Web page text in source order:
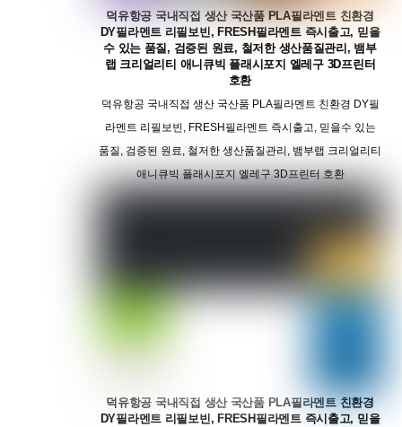
덕유항공 국내직접 생산 국산품 PLA필라멘트 친환경
DY필라멘트 리필보빈, FRESH필라멘트 즉시출고, 믿을
수 있는 품질, 검증된 원료, 철저한 생산품질관리, 뱀부
랩 크리얼리티 애니큐빅 플래시포지 엘레구 3D프린터
호환
덕유항공 국내직접 생산 국산품 PLA필라멘트 친환경 DY필
라멘트 리필보빈, FRESH필라멘트 즉시출고, 믿을수 있는
품질, 검증된 원료, 철저한 생산품질관리, 뱀부랩 크리얼리티
애니큐빅 플래시포지 엘레구 3D프린터 호환
덕유항공 국내직접 생산 국산품 PLA필라멘트 친환경
DY필라멘트 리필보빈, FRESH필라멘트 즉시출고, 믿을